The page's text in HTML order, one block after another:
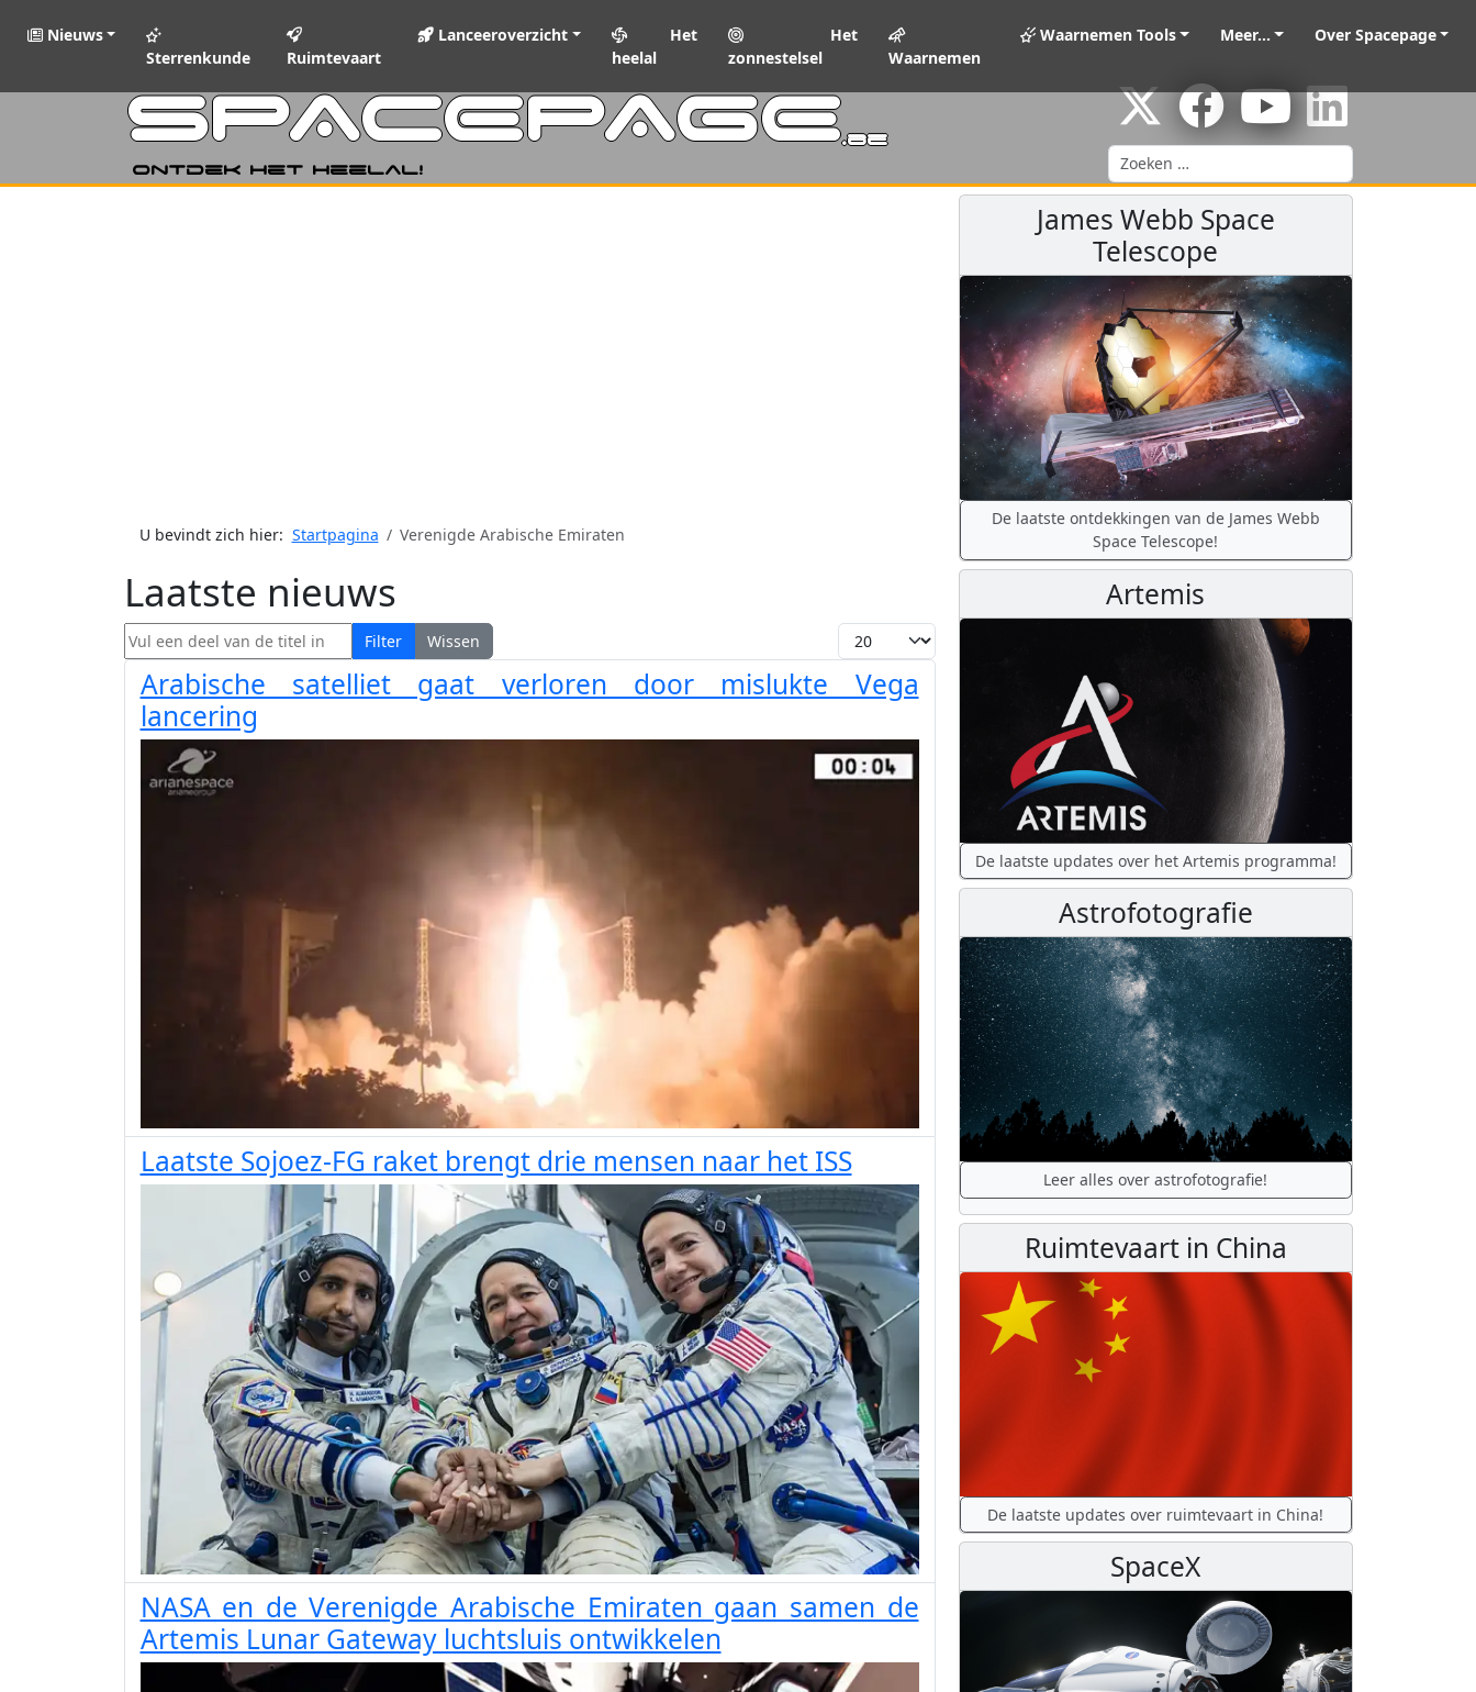
Nieuws
Sterrenkunde
Ruimtevaart
Lanceeroverzicht
Het
heelal
Het
zonnestelsel
Waarnemen
Waarnemen Tools Meer... Over Spacepage
SPACEPAGE.be
Ontdek het heelal!
Zoeken
U bevindt zich hier: Startpagina Verenigde Arabische Emiraten
Laatste nieuws
Vul een deel van de titel in Filter Wissen Toon #
Arabische satelliet gaat verloren door mislukte Vega
lancering
Laatste Sojoez-FG raket brengt drie mensen naar het ISS
NASA en de Verenigde Arabische Emiraten gaan samen de
Artemis Lunar Gateway luchtsluis ontwikkelen
James Webb Space
Telescope
De laatste ontdekkingen van de James Webb
Space Telescope!
Artemis
De laatste updates over het Artemis programma!
Astrofotografie
Leer alles over astrofotografie!
Ruimtevaart in China
De laatste updates over ruimtevaart in China!
SpaceX